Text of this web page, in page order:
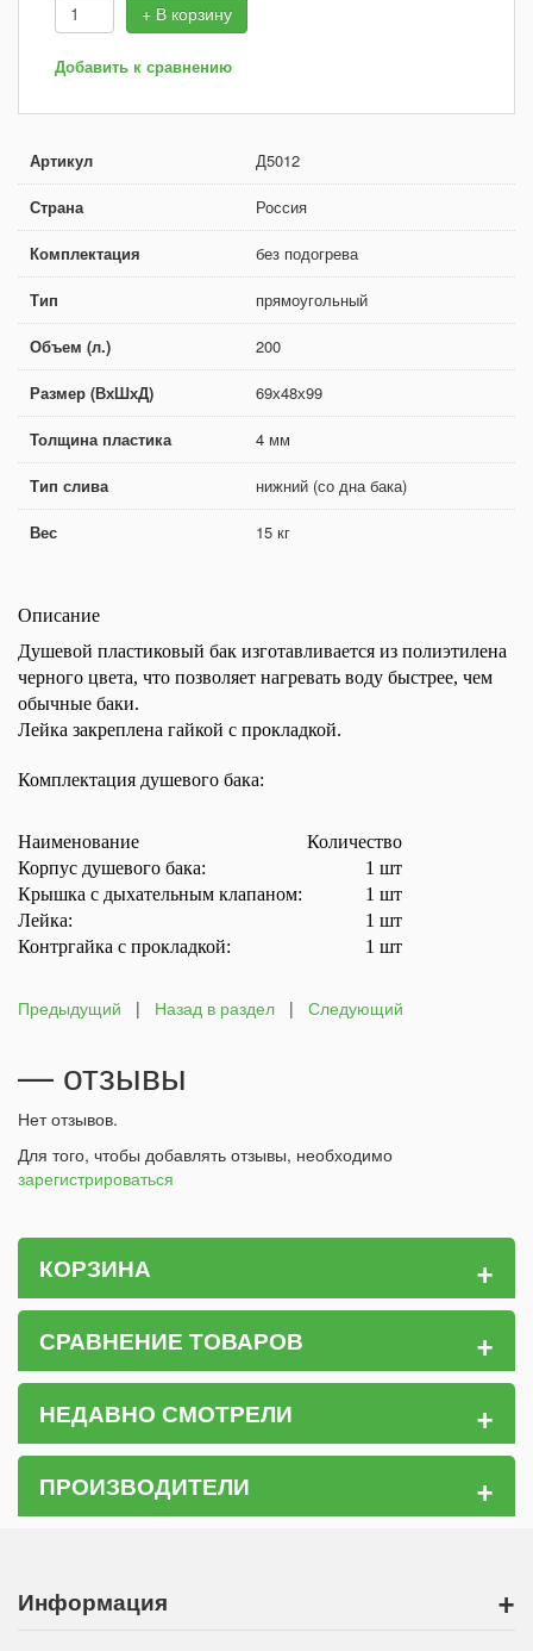
+ В корзину
Добавить к сравнению
Артикул Д5012
Страна Россия
Комплектация без подогрева
Тип прямоугольный
Объем (л.) 200
Размер (ВхШхД) 69х48х99
Толщина пластика 4 мм
Тип слива нижний (со дна бака)
Вес 15 кг
Описание
Душевой пластиковый бак изготавливается из полиэтилена
черного цвета, что позволяет нагревать воду быстрее, чем
обычные баки.
Лейка закреплена гайкой с прокладкой.
Комплектация душевого бака:
Наименование
Количество
Корпус душевого бака:
1 шт
Крышка с дыхательным клапаном:
1 шт
Лейка:
1 шт
Контргайка с прокладкой:
1 шт
Предыдущий | Назад в раздел | Следующий
— отзывы
Нет отзывов.
Для того, чтобы добавлять отзывы, необходимо
зарегистрироваться
КОРЗИНА +
СРАВНЕНИЕ ТОВАРОВ +
НЕДАВНО СМОТРЕЛИ +
ПРОИЗВОДИТЕЛИ +
Информация +